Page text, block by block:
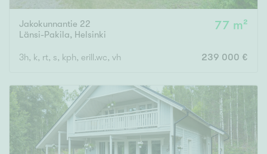
Jakokunnantie 22
Länsi-Pakila, Helsinki
77 m²
3h, k, rt, s, kph, erill.wc, vh 239 000 €